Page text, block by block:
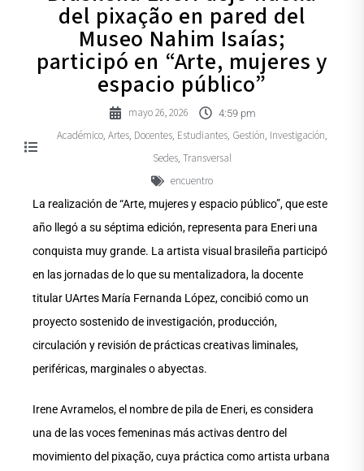
del pixação en pared del
Museo Nahim Isaías;
participó en “Arte, mujeres y
espacio público”
mayo 26, 2026 4:59 pm
Académico, Artes, Docentes, Estudiantes, Gestión Investigación
Sedes, Transversal
encuentro
La realización de “Arte, mujeres y espacio público”, que este
año llegó a su séptima edición, representa para Eneri una
conquista muy grande. La artista visual brasileña participó
en las jornadas de lo que su mentalizadora, la docente
titular UArtes María Fernanda López, concibió como un
proyecto sostenido de investigación, producción,
circulación y revisión de prácticas creativas liminales,
periféricas, marginales o abyectas.
Irene Avramelos, el nombre de pila de Eneri, es considera
una de las voces femeninas más activas dentro del
movimiento del pixação, cuya práctica como artista urbana